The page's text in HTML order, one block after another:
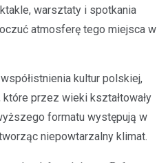
warsztaty i spotkania
atmosferę tego miejsca w
kultur polskiej,
przez wieki kształtowały
formatu występują w
niepowtarzalny klimat.